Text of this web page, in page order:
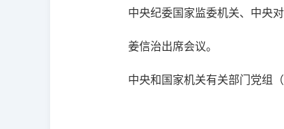
中央纪委国家监委机关、中央
姜信治出席会议。
中央和国家机关有关部门党组